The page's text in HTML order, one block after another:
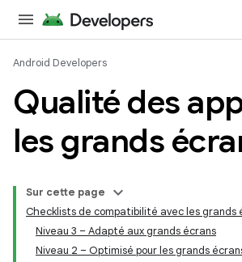
Android Developers
Qualité des
les grands
Sur cette page
Checklists de compatibilité avec les grands
Niveau 3 – Adapté aux grands écrans
Niveau 2 – Optimisé pour les grands